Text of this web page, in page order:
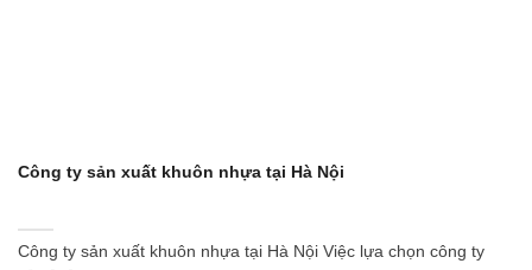
Công ty sản xuất khuôn nhựa tại Hà Nội
Công ty sản xuất khuôn nhựa tại Hà Nội Việc lựa chọn công ty